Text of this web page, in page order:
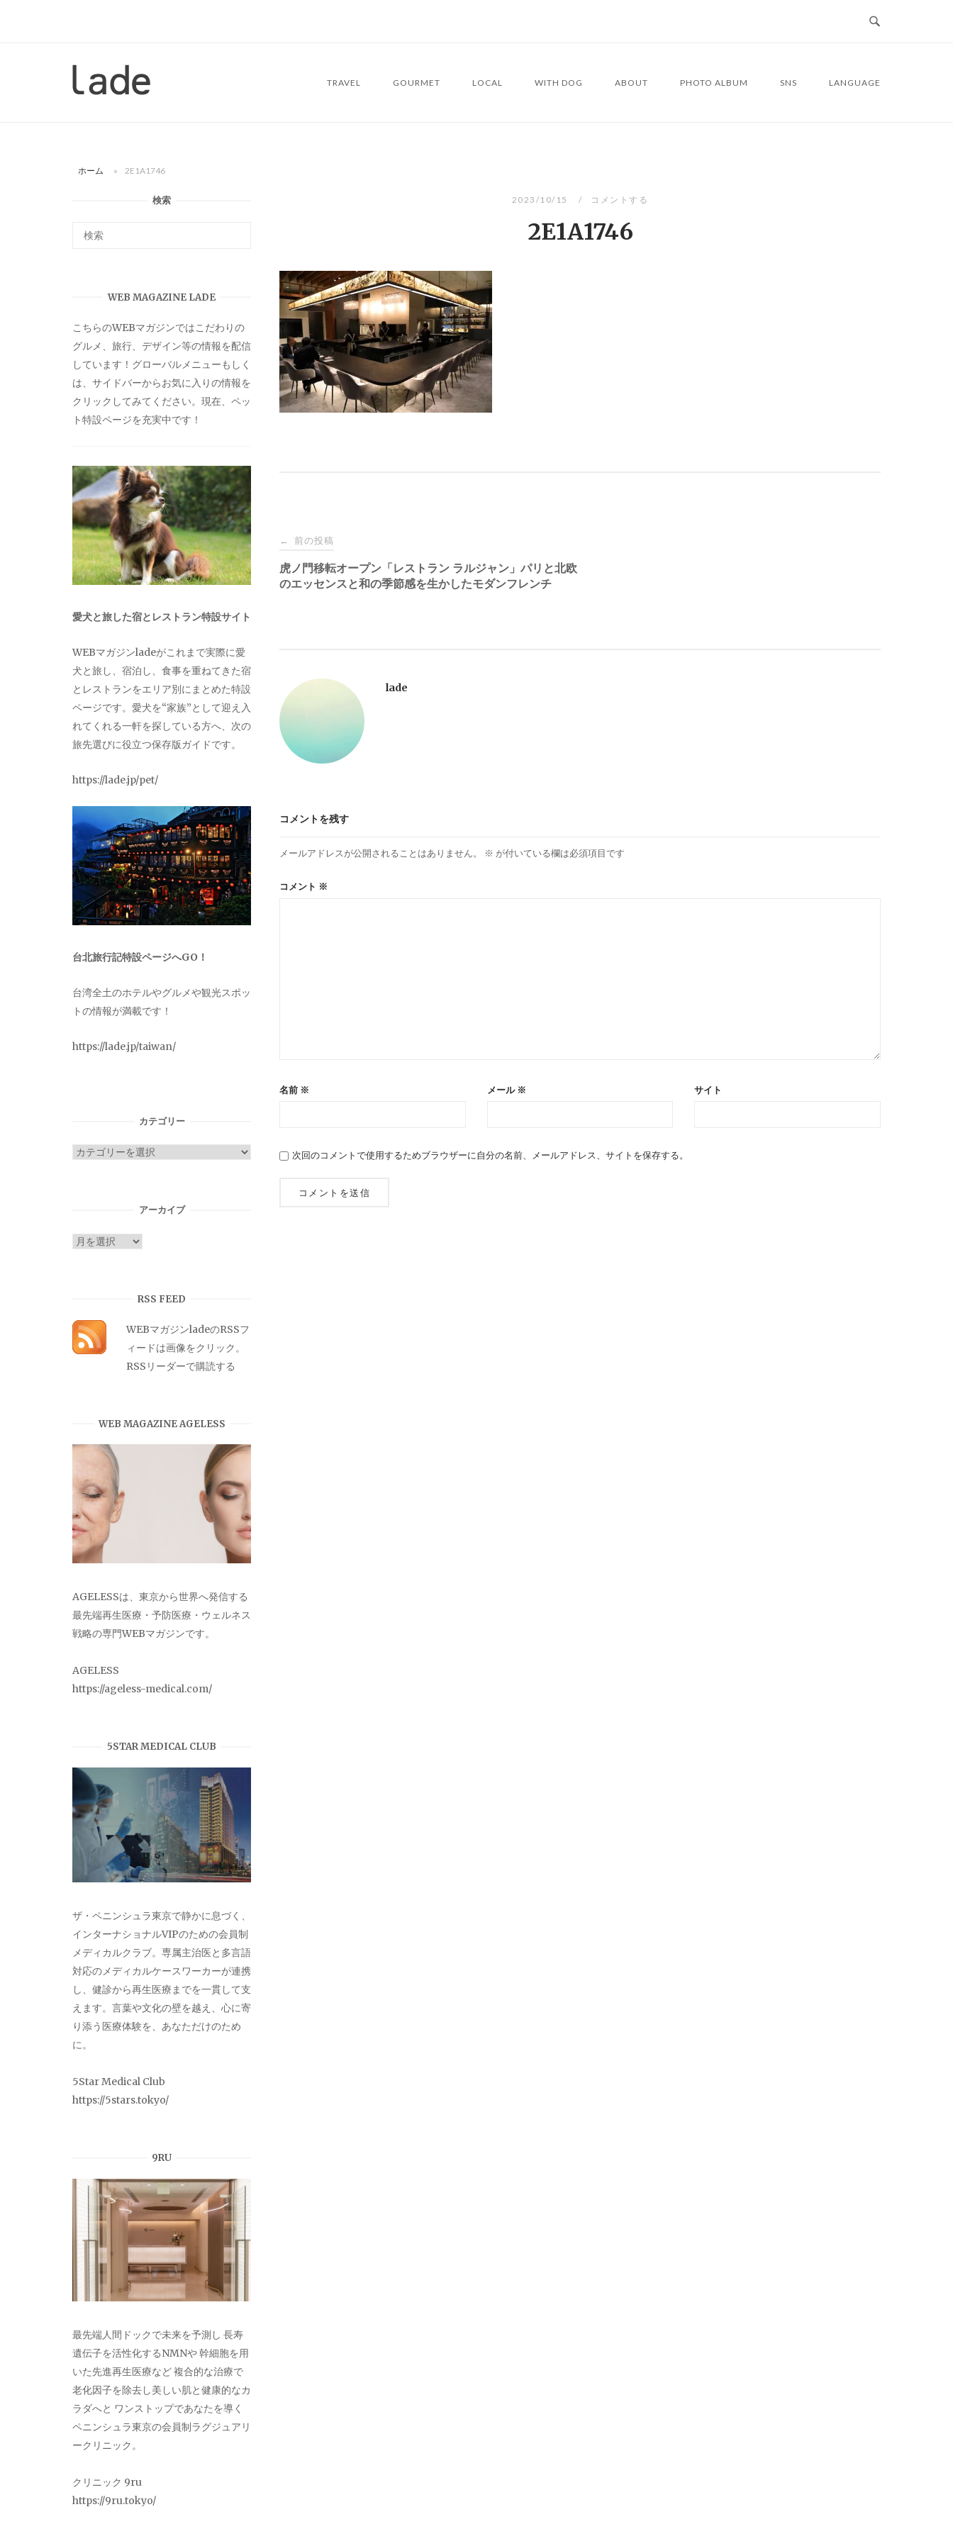
ー
TRAVEL GOURMET LOCAL WITH DOG ABOUT PHOTO ALBUM SNS LANGUAGE
ホーム » 2E1A1746
2023/10/15 コメントする
2E1A1746
投
稿
ゲ
ー
シ
ン
← 前の投稿
虎ノ門移転オープン「レストラン ラルジャン」パリと北欧
のエッセンスと和の季節感を生かしたモダンフレンチ
lade
コメントを残す
メールアドレスが公開されることはありません。 ※ が付いている欄は必須項目です
コメント ※
名前 ※ メール ※ サイト
次回のコメントで使用するためブラウザーに自分の名前、メールアドレス、サイトを保存する。
検索
WEB MAGAZINE LADE
こちらのWEBマガジンではこだわりの
グルメ、旅行、デザイン等の情報を配信
しています！グローバルメニューもしく
は、サイドバーからお気に入りの情報を
クリックしてみてください。現在、ペッ
ト特設ページを充実中です！
愛犬と旅した宿とレストラン特設サイト
WEBマガジンladeがこれまで実際に愛
犬と旅し、宿泊し、食事を重ねてきた宿
とレストランをエリア別にまとめた特設
ページです。愛犬を“家族”として迎え入
れてくれる一軒を探している方へ、次の
旅先選びに役立つ保存版ガイドです。
https://lade.jp/pet/
台北旅行記特設ページへGO！
台湾全土のホテルやグルメや観光スポッ
トの情報が満載です！
https://lade.jp/taiwan/
カテゴリー
カ
アーカイブ
ア
RSS FEED
WEBマガジンladeのRSSフ
ィードは画像をクリック。
RSSリーダーで購読する
WEB MAGAZINE AGELESS
AGELESSは、東京から世界へ発信する
最先端再生医療・予防医療・ウェルネス
戦略の専門WEBマガジンです。
AGELESS
https://ageless-medical.com/
5STAR MEDICAL CLUB
ザ・ペニンシュラ東京で静かに息づく、
インターナショナルVIPのための会員制
メディカルクラブ。専属主治医と多言語
対応のメディカルケースワーカーが連携
し、健診から再生医療までを一貫して支
えます。言葉や文化の壁を越え、心に寄
り添う医療体験を、あなただけのため
に。
5Star Medical Club
https://5stars.tokyo/
9RU
最先端人間ドックで未来を予測し 長寿
遺伝子を活性化するNMNや 幹細胞を用
いた先進再生医療など 複合的な治療で
老化因子を除去し美しい肌と健康的なカ
ラダへと ワンストップであなたを導く
ペニンシュラ東京の会員制ラグジュアリ
ークリニック。
クリニック 9ru
https://9ru.tokyo/